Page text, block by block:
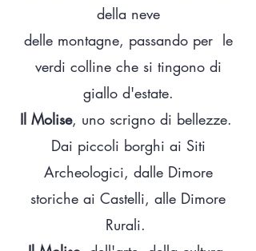
della neve
delle montagne, passando per le
verdi colline che si tingono di
giallo d'estate.
Il Molise, uno scrigno di bellezze.
Dai piccoli borghi ai Siti
Archeologici, dalle Dimore
storiche ai Castelli, alle Dimore
Rurali.